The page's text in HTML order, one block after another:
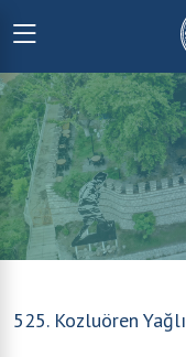
525. Kozluören